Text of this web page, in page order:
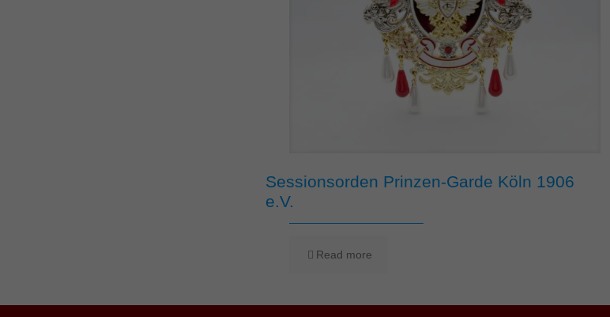
Sessionsorden Prinzen-Garde Köln 1906
e.V.
Read more